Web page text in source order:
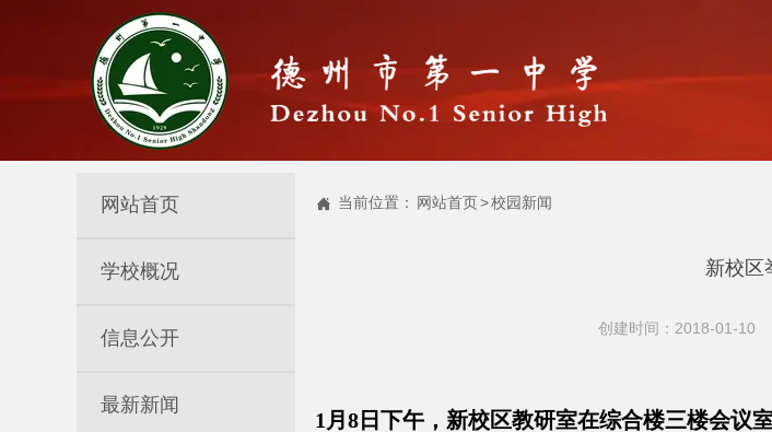
新校区
创建时间：2018-01-10
1月8日下午，新校区教研室在综合楼三楼会议
 当前位置： 网站首页>校园新闻
网站首页
学校概况
信息公开
最新新闻